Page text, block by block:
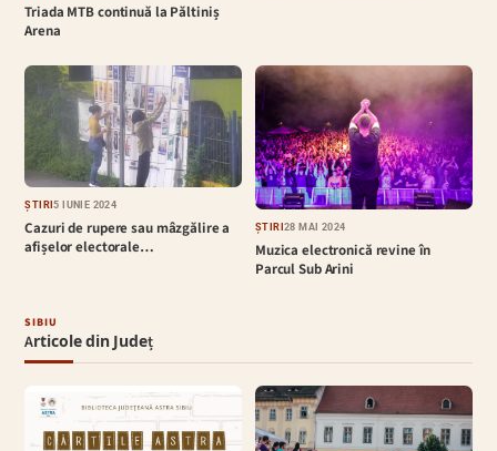
Triada MTB continuă la Păltiniș
Arena
ȘTIRI5 IUNIE 2024
Cazuri de rupere sau mâzgălire a
afișelor electorale…
ȘTIRI28 MAI 2024
Muzica electronică revine în
Parcul Sub Arini
SIBIU
Articole din Județ